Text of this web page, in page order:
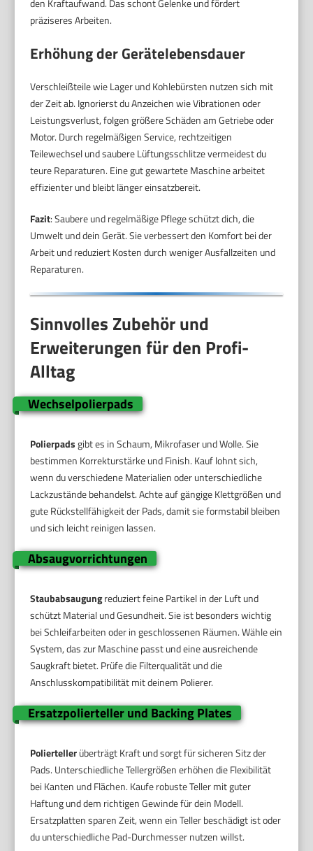
präziseres Arbeiten.
Erhöhung der Gerätelebensdauer
Verschleißteile wie Lager und Kohlebürsten nutzen sich mit
der Zeit ab. Ignorierst du Anzeichen wie Vibrationen oder
Leistungsverlust, folgen größere Schäden am Getriebe oder
Motor. Durch regelmäßigen Service, rechtzeitigen
Teilewechsel und saubere Lüftungsschlitze vermeidest du
teure Reparaturen. Eine gut gewartete Maschine arbeitet
effizienter und bleibt länger einsatzbereit.
Fazit: Saubere und regelmäßige Pflege schützt dich, die
Umwelt und dein Gerät. Sie verbessert den Komfort bei der
Arbeit und reduziert Kosten durch weniger Ausfallzeiten und
Reparaturen.
Sinnvolles Zubehör und
Erweiterungen für den Profi-
Alltag
Wechselpolierpads
Polierpadsgibt es in Schaum, Mikrofaser und Wolle. Sie
bestimmen Korrekturstärke und Finish. Kauf lohnt sich,
wenn du verschiedene Materialien oder unterschiedliche
Lackzustände behandelst. Achte auf gängige Klettgrößen und
gute Rückstellfähigkeit der Pads, damit sie formstabil bleiben
und sich leicht reinigen lassen.
Absaugvorrichtungen
Staubabsaugungreduziert feine Partikel in der Luft und
schützt Material und Gesundheit. Sie ist besonders wichtig
bei Schleifarbeiten oder in geschlossenen Räumen. Wähle ein
System, das zur Maschine passt und eine ausreichende
Saugkraft bietet. Prüfe die Filterqualität und die
Anschlusskompatibilität mit deinem Polierer.
Ersatzpolierteller und Backing Plates
Poliertellerüberträgt Kraft und sorgt für sicheren Sitz der
Pads. Unterschiedliche Tellergrößen erhöhen die Flexibilität
bei Kanten und Flächen. Kaufe robuste Teller mit guter
Haftung und dem richtigen Gewinde für dein Modell.
Ersatzplatten sparen Zeit, wenn ein Teller beschädigt ist oder
du unterschiedliche Pad-Durchmesser nutzen willst.